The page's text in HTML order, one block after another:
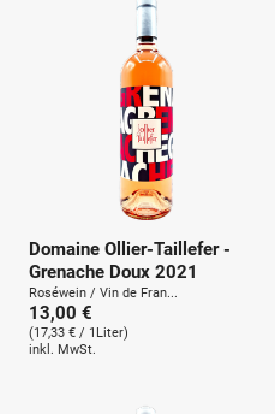
Domaine Ollier-Taillefer -
Grenache Doux 2021
Roséwein / Vin de Fran...
13,00 €
(17,33 € / 1Liter)
inkl. MwSt.